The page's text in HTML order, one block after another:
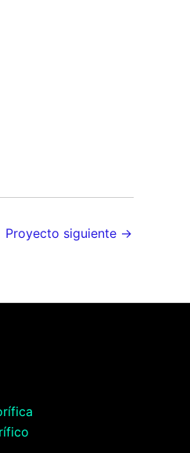
Proyecto siguiente →